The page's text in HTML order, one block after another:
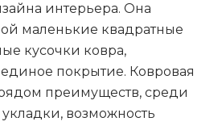
интерьера. Она
маленькие квадратные
кусочки ковра,
покрытие. Ковровая
преимуществ, среди
укладки, возможность